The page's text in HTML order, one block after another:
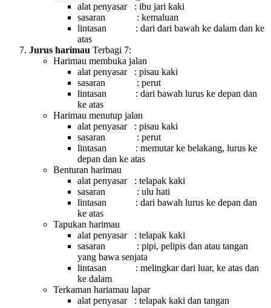
alat penyasar : ibu jari kaki
sasaran : kemaluan
lintasan : dari dari bawah ke dalam dan ke
atas
Jurus harimau Terbagi 7:
Harimau membuka jalan
alat penyasar : pisau kaki
sasaran : perut
lintasan : dari bawah lurus ke depan dan
ke atas
Harimau menutup jalan
alat penyasar : pisau kaki
sasaran : perut
lintasan : memutar ke belakang, lurus ke
depan dan ke atas
Benturan harimau
alat penyasar : telapak kaki
sasaran : ulu hati
lintasan : dari bawah lurus ke depan dan
ke atas
Tapukan harimau
alat penyasar : telapak kaki
sasaran : pipi, pelipis dan atau tangan
yang bawa senjata
lintasan : melingkar dari luar, ke atas dan
ke dalam
Terkaman hariamau lapar
alat penyasar : telapak kaki dan tangan